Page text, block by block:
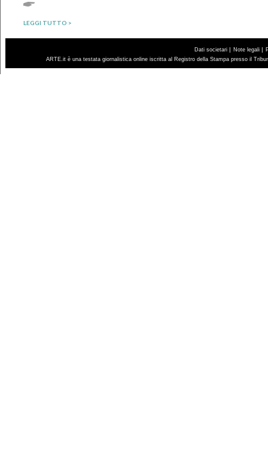
LEGGI TUTTO >
Dati societari | Note legali |
ARTE.it è una testata giornalistica online iscritta al Registro della Stampa presso il